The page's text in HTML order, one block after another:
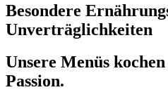
Besondere
Unverträglichkeiten
Unsere Menüs
Passion.